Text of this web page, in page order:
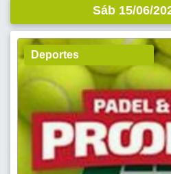
Sáb 15/06/
Deportes